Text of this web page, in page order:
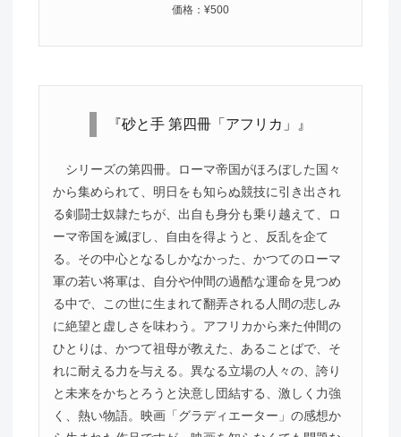
価格：¥500
『砂と手 第四冊「アフリカ」』
シリーズの第四冊。ローマ帝国がほろぼした国々
から集められて、明日をも知らぬ競技に引き出され
る剣闘士奴隷たちが、出自も身分も乗り越えて、ロ
ーマ帝国を滅ぼし、自由を得ようと、反乱を企て
る。その中心となるしかなかった、かつてのローマ
軍の若い将軍は、自分や仲間の過酷な運命を見つめ
る中で、この世に生まれて翻弄される人間の悲しみ
に絶望と虚しさを味わう。アフリカから来た仲間の
ひとりは、かつて祖母が教えた、あることばで、そ
れに耐える力を与える。異なる立場の人々の、誇り
と未来をかちとろうと決意し団結する、激しく力強
く、熱い物語。映画「グラディエーター」の感想か